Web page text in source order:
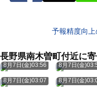
予報精度向
長野県南木曽町付近に
8月7日(金)03:56 8月7日(金
8月7日(金)03:07 8月7日(金